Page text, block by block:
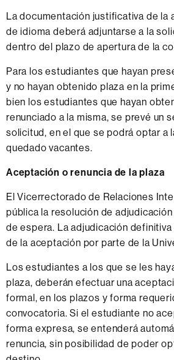
La documentación justificativa de la
de idioma deberá adjuntarse a la
dentro del plazo de apertura de la
Para los estudiantes que hayan
y no hayan obtenido plaza en la
bien los estudiantes que hayan
renunciado a la misma, se prevé un
solicitud, en el que se podrá optar a
quedado vacantes.
Aceptación o renuncia de la plaza
El Vicerrectorado de Relaciones
pública la resolución de
de espera. La adjudicación
de la aceptación por parte de la
Los estudiantes a los que se les
plaza, deberán efectuar una
formal, en los plazos y forma
convocatoria. Si el estudiante no
forma expresa, se entenderá
renuncia, sin posibilidad de poder